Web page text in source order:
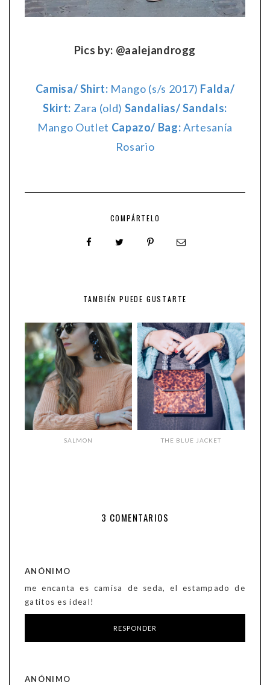
Pics by: @aalejandrogg
Camisa/ Shirt: Mango (s/s 2017) Falda/
Skirt: Zara (old) Sandalias/ Sandals:
Mango Outlet Capazo/ Bag:Artesanía
Rosario
COMPÁRTELO
TAMBIÉN PUEDE GUSTARTE
SALMON THE BLUE JACKET
3 COMENTARIOS
ANÓNIMO
me encanta es camisa de seda, el estampado de
gatitos es ideal!
RESPONDER
ANÓNIMO